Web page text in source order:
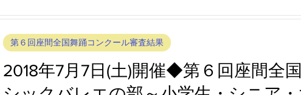
2018年7月7日(土)開催◆第６回座間全
第６回座間全国舞踊コンクール審査結果